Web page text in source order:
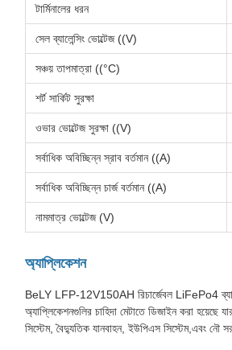
টার্মিনালের ধরন
সেল ব্যালেন্সিং ভোল্টেজ ((V)
সঞ্চয় তাপমাত্রা ((°C)
শর্ট সার্কিট সুরক্ষা
ওভার ভোল্টেজ সুরক্ষা ((V)
সর্বাধিক অবিচ্ছিন্ন স্রাব বর্তমান ((A)
সর্বাধিক অবিচ্ছিন্ন চার্জ বর্তমান ((A)
নামমাত্র ভোল্টেজ (V)
অ্যাপ্লিকেশন
BeLY LFP-12V150AH রিচার্জেবল LiFePo4
অ্যাপ্লিকেশনগুলির চাহিদা মেটাতে ডিজাইন করা হয়েছে
সিস্টেম, বৈদ্যুতিক যানবাহন, ইউপিএস সিস্টেম,এবং নৌ